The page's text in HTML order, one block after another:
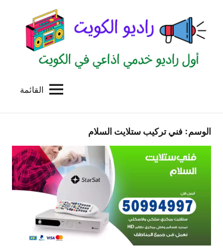
المحتوى
الكويت
للاعلانات
بالكويت
القائمة
الوسم: فني تركيب ستلايت السلام